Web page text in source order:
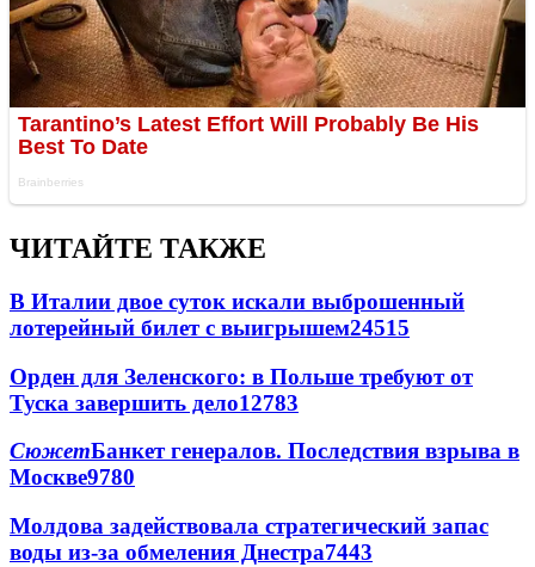
ЧИТАЙТЕ ТАКЖЕ
В Италии двое суток искали выброшенный
лотерейный билет с выигрышем24515
Орден для Зеленского: в Польше требуют от
Туска завершить дело12783
СюжетБанкет генералов. Последствия взрыва в
Москве9780
Молдова задействовала стратегический запас
воды из-за обмеления Днестра7443